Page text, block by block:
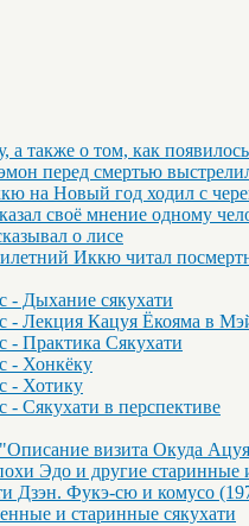
также о том, как
перед смертью
на Новый год ходил с
своё мнение одному
о лисе
Иккю читал
- Дыхание сякухати
- Лекция Кацуя Ёкояма в
- Практика Сякухати
- Хонкёку
- Хотику
Сякухати в перспективе
визита Окуда
Эдо и другие старинные
Дзэн. Фукэ-сю и комусо
и старинные сякухати